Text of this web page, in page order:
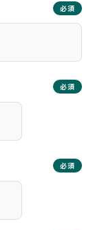
必須
必須
必須